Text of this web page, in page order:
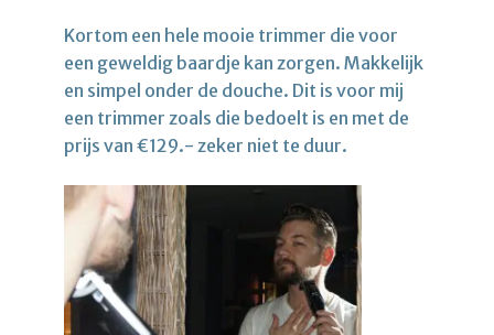
Kortom een hele mooie trimmer die voor
een geweldig baardje kan zorgen. Makkelijk
en simpel onder de douche. Dit is voor mij
een trimmer zoals die bedoelt is en met de
prijs van €129.- zeker niet te duur.